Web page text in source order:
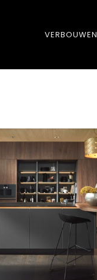
VERBOUWEN